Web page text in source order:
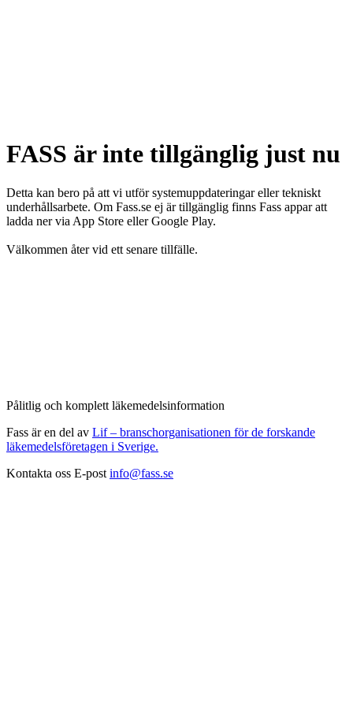
FASS är inte tillgänglig just nu
Detta kan bero på att vi utför systemuppdateringar eller tekniskt
underhållsarbete. Om Fass.se ej är tillgänglig finns Fass appar att
ladda ner via App Store eller Google Play.
Välkommen åter vid ett senare tillfälle.
Pålitlig och komplett läkemedelsinformation
Fass är en del av Lif – branschorganisationen för de forskande
läkemedelsföretagen i Sverige.
Kontakta oss E-post info@fass.se